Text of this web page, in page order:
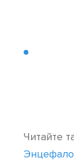
Читайте